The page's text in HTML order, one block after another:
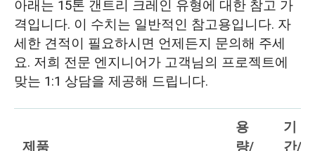
아래는 15톤 갠트리 크레인 유형에 대한 참고 가
격입니다. 이 수치는 일반적인 참고용입니다. 자
세한 견적이 필요하시면 언제든지 문의해 주세
요. 저희 전문 엔지니어가 고객님의 프로젝트에
맞는 1:1 상담을 제공해 드립니다.
용
기